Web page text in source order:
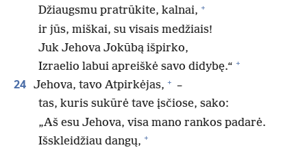
Džiaugsmu pratrūkite, kalnai, +
ir jūs, miškai, su visais medžiais!
Juk Jehova Jokūbą išpirko,
Izraelio labui apreiškė savo didybę.“ +
24 Jehova, tavo Atpirkėjas, + –
tas, kuris sukūrė tave įsčiose, sako:
„Aš esu Jehova, visa mano rankos padarė.
Išskleidžiau dangų, +